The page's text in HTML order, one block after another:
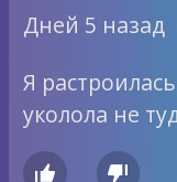
Дней 5 назад
Я
уколола не
 